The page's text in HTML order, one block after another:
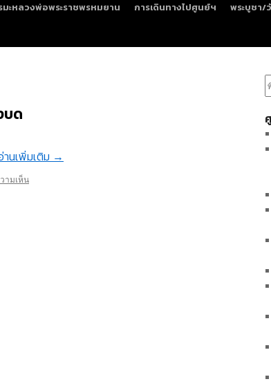
มะหลวงพ่อพระราชพรหมยาน การเดินทางไปศูนย์ฯ
พระบูชา
บด
านเพิ่มเติม →
ามเห็น